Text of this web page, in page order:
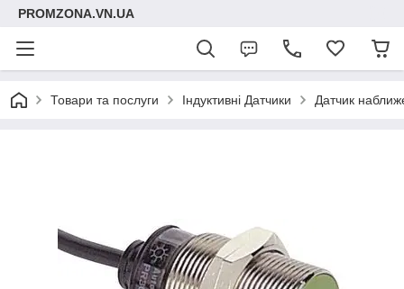
PROMZONA.VN.UA
Товари та послуги Індуктивні Датчики Датчик